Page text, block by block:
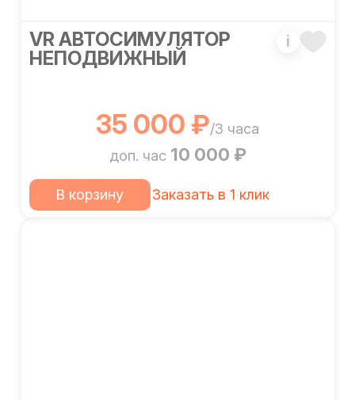
VR АВТОСИМУЛЯТОР
НЕПОДВИЖНЫЙ
i
35 000 ₽/3 часа
доп. час 10 000 ₽
В корзину Заказать в 1 клик